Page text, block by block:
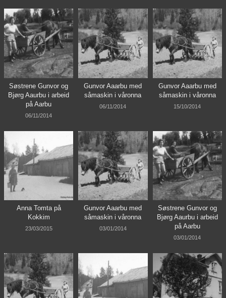
Søstrene Gunvor og
Bjørg Aaurbu i arbeid
på Aarbu
06/11/2014
Gunvor Aaarbu med
såmaskin i våronna
06/11/2014
Gunvor Aaarbu med
såmaskin i våronna
15/10/2014
Anna Tomta på
Kokkim
23/03/2015
Gunvor Aaarbu med
såmaskin i våronna
03/01/2014
Søstrene Gunvor og
Bjørg Aaurbu i arbeid
på Aarbu
03/01/2014